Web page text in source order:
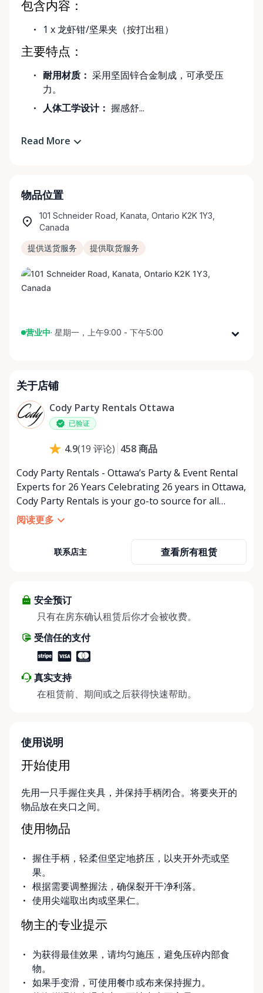
包含内容：
1 x 龙虾钳/坚果夹（按打出租）
主要特点：
耐用材质： 采用坚固锌合金制成，可承受压
力。
人体工学设计： 握感舒...
Read More
物品位置
101 Schneider Road, Kanata, Ontario K2K 1Y3,
Canada
提供送货服务 提供取货服务
营业中· 星期一，上午9:00 - 下午5:00
星期三
星期四
上午9:00 - 下午5:00
星期五
关于店铺
Cody Party Rentals Ottawa
已验证
4.9(19 评论) 458商品
Cody Party Rentals - Ottawa’s Party & Event Rental
Experts for 26 Years Celebrating 26 years in Ottawa,
Cody Party Rentals is your go-to source for all
things party and event rentals. We’re proud to be a
partner of Rent Anything, expanding our offerings
At Cody Party Rentals, we believe in the power of
about more than just saving money; it’s about
helping people enjoy more for less while making a
share instead of buy, we’re all doing our part to
make things easier on Mother Nature.
阅读更多
联系店主 查看所有租赁
安全预订
只有在房东确认租赁后你才会被收费。
受信任的支付
真实支持
在租赁前、期间或之后获得快速帮助。
使用说明
开始使用
先用一只手握住夹具，并保持手柄闭合。将要夹开的
物品放在夹口之间。
使用物品
握住手柄，轻柔但坚定地挤压，以夹开外壳或坚
果。
根据需要调整握法，确保裂开干净利落。
使用尖端取出肉或坚果仁。
物主的专业提示
为获得最佳效果，请均匀施压，避免压碎内部食
物。
如果手变滑，可使用餐巾或布来保持握力。